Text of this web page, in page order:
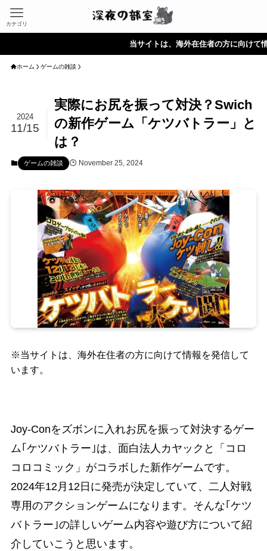
カテゴリ
当サイトは、海外在住者の方に向けて情報を発
ホーム ゲームの雑談
実際にお尻を振って対決？Swich
の新作ゲーム「ケツバトラー」と
は？
2024
11/15
ゲームの雑談 November 25, 2024
※当サイトは、海外在住者の方に向けて情報を発信して
います。
Joy-Conをズボンに入れお尻を振って対決するゲー
ム｢ケツバトラー｣は、面白法人カヤックと「コロ
コロコミック」がコラボした新作ゲームです。
2024年12月12日に発売が決定していて、二人対戦
専用のアクションゲームになります。そんな｢ケツ
バトラー｣の詳しいゲーム内容や遊び方について紹
介していこうと思います。